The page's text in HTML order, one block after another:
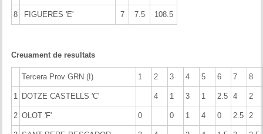
Tàctica
Altres tornejos
8 FIGUERES 'E' 7 7.5 108.5
Creuament de resultats
Tercera Prov GRN (I) 1 2 3 4 5 6 7 8
1 DOTZE CASTELLS 'C' 4 1 3 1 2.5 4 2
2 OLOT 'F' 0 0 1 4 0 2.5 2